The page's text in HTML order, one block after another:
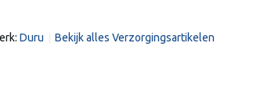
Duru Bekijk alles Verzorgingsartikelen